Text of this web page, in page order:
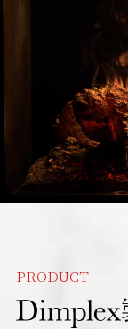
PRODUCT